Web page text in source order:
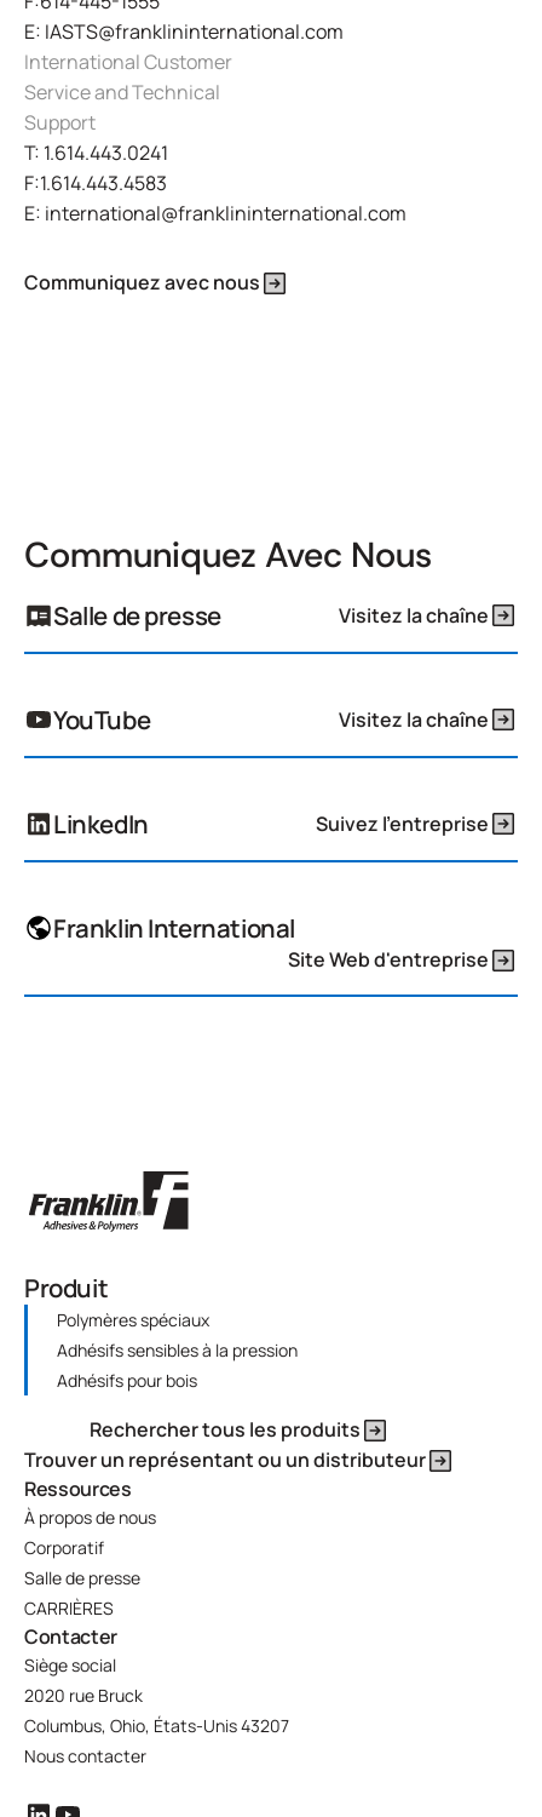
E: IASTS@franklininternational.com
International Customer
Service and Technical
Support
T: 1.614.443.0241
F:1.614.443.4583
E: international@franklininternational.com
Communiquez avec nous
Communiquez Avec Nous
Salle de presse Visitez la chaîne
YouTube Visitez la chaîne
LinkedIn Suivez l'entreprise
Franklin International
Site Web d'entreprise
Produit
Polymères spéciaux
Adhésifs sensibles à la pression
Adhésifs pour bois
Rechercher tous les produits
Trouver un représentant ou un distributeur
Ressources
À propos de nous
Corporatif
Salle de presse
CARRIÈRES
Contacter
Siège social
2020 rue Bruck
Columbus, Ohio, États-Unis 43207
Nous contacter